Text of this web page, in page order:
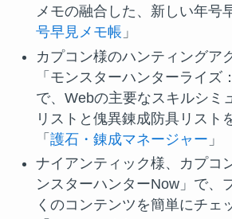
メモの融合した、新しい年号
号早見メモ帳 」
カプコン様のハンティングア
「モンスターハンターライズ
で、Webの主要なスキルシミ
リストと傀異錬成防具リスト
「 護石・錬成マネージャー 」
ナイアンティック様、カプコ
ンスターハンターNow」で、
くのコンテンツを簡単にチェ